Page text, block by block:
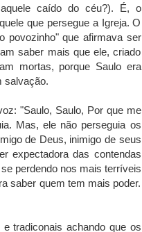
caído do céu?). É, o
que persegue a Igreja. O
povozinho" que afirmava ser
saber mais que ele, criado
mortas, porque Saulo era
salvação.
"Saulo, Saulo, Por que me
Mas, ele não perseguia os
de Deus, inimigo de seus
expectadora das contendas
perdendo nos mais terríveis
saber quem tem mais poder.
tradiconais achando que os